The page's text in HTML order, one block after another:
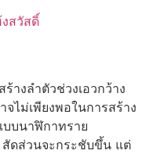
สวัสดิ์
างลำตัวช่วงเอวกว้าง
ไม่เพียงพอในการสร้าง
บบนาฬิกาทราย
ดส่วนจะกระชับขึ้น แต่